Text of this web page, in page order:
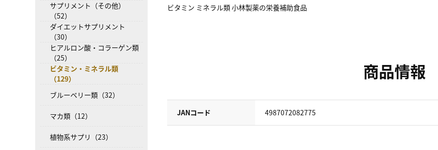
ビタミン ミネラル類 小林製薬の栄養補助食品
商品情報
JANコード 4987072082775
サプリメント（その他）
（52）
ダイエットサプリメント
（30）
ヒアルロン酸・コラーゲン類
（25）
ビタミン・ミネラル類
（129）
ブルーベリー類（32）
マカ類（12）
植物系サプリ（23）